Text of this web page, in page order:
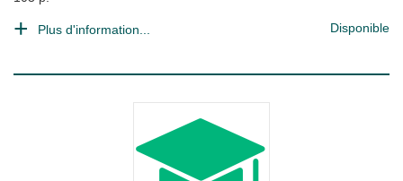
Plus d'information... Disponible